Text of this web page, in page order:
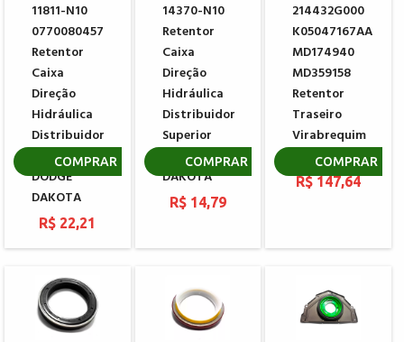
11811-N10
0770080457
Retentor
Caixa
Direção
Hidráulica
Distribuidor
Inferior ZF
DODGE
DAKOTA
R$ 22,21
COMPRAR
14370-N10
Retentor
Caixa
Direção
Hidráulica
Distribuidor
Superior
TRW DODGE
DAKOTA
R$ 14,79
COMPRAR
214432G000
K05047167AA
MD174940
MD359158
Retentor
Traseiro
Virabrequim
MITSUBISHI
R$ 147,64
COMPRAR